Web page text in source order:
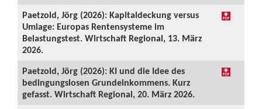
Paetzold, Jörg (2026): Kapitaldeckung versus
Umlage: Europas Rentensysteme im
Belastungstest. Wirtschaft Regional, 13. März
2026.
Paetzold, Jörg (2026): KI und die Idee des
bedingungslosen Grundeinkommens. Kurz
gefasst. Wirtschaft Regional, 20. März 2026.